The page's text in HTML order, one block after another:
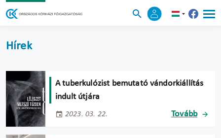
Hírek
A tuberkulózist bemutató vándorkiállítás
indult útjára
2023. 03. 22. Tovább